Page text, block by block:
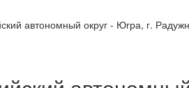
автономный округ - Югра, г.